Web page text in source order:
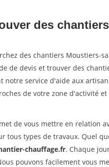
des
des chantiers Moustiers-
de devis et trouver des
notre service d'aide aux
de votre zone d'activité
de vous mettre en relation
tous types de travaux. Quel
chauffage.fr. Chaque
pouvons facilement vous